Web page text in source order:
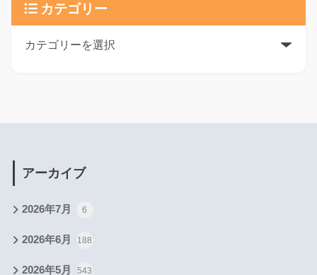
カテゴリー
アーカイブ
2026年7月 6
2026年6月 188
2026年5月 543